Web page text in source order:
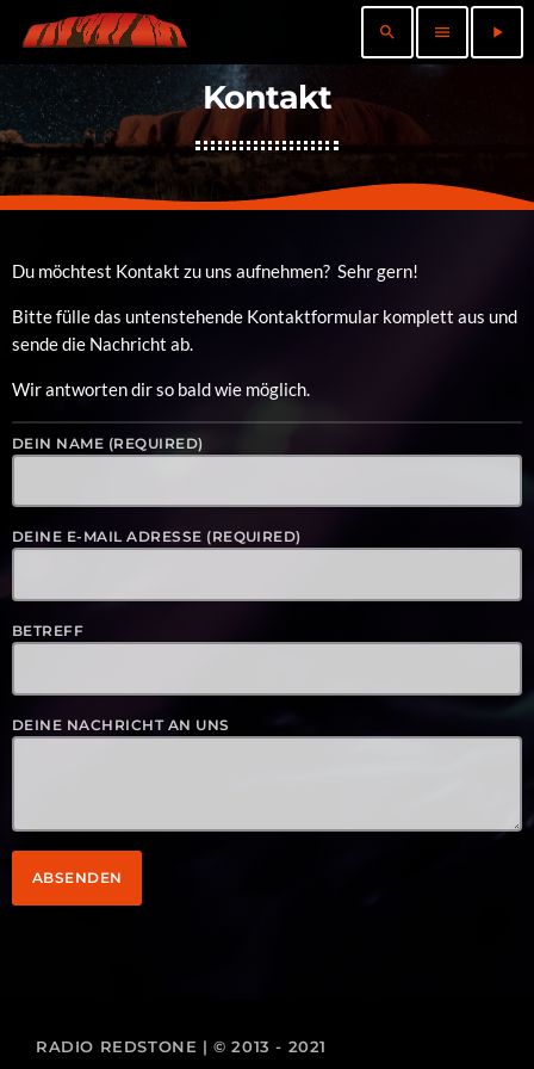
search menu play_arrow
Kontakt
Du möchtest Kontakt zu uns aufnehmen? Sehr gern!
Bitte fülle das untenstehende Kontaktformular komplett aus und
sende die Nachricht ab.
Wir antworten dir so bald wie möglich.
DEIN NAME (REQUIRED)
DEINE E-MAIL ADRESSE (REQUIRED)
BETREFF
DEINE NACHRICHT AN UNS
RADIO REDSTONE | © 2013 - 2021